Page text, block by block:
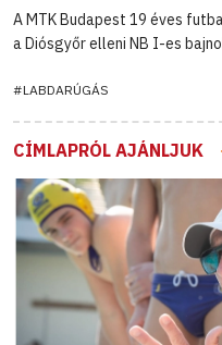
A MTK Budapest 19 éves
a Diósgyőr elleni NB I-es
#LABDARÚGÁS
CÍMLAPRÓL AJÁNLJUK